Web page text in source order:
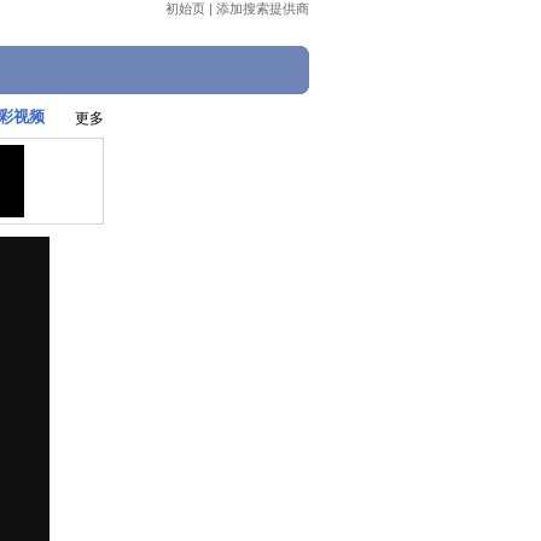
初始页 | 添加搜索提供商
视频 更多